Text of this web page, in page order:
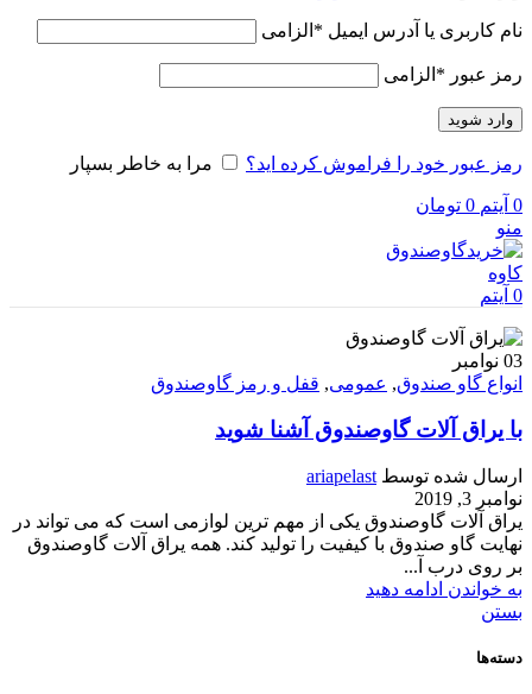
نام کاربری یا آدرس ایمیل * الزامی
رمز عبور * الزامی
وارد شوید
رمز عبور خود را فراموش کرده اید؟ مرا به خاطر بسپار
0 آیتم 0 تومان
منو
0 آیتم
03 نوامبر
انواع گاو صندوق, عمومی, قفل و رمز گاوصندوق
با یراق آلات گاوصندوق آشنا شوید
ارسال شده توسط ariapelast
نوامبر 3, 2019
یراق آلات گاوصندوق یکی از مهم ترین لوازمی است که می تواند در
نهایت گاو صندوق با کیفیت را تولید کند. همه یراق آلات گاوصندوق
بر روی درب آ...
به خواندن ادامه دهید
بستن
دسته‌ها